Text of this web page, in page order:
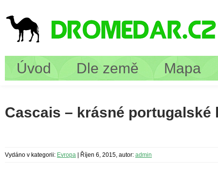
Úvod Dle země Mapa
Cascais – krásné portugalské
Vydáno v kategorii: Evropa Říjen 6, 2015, autor: admin